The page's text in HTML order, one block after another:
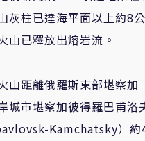
灰柱已達海平面以上約8
山已釋放出熔岩流。
山距離俄羅斯東部堪察加
城市堪察加彼得羅巴甫洛
Kamchatsky）約